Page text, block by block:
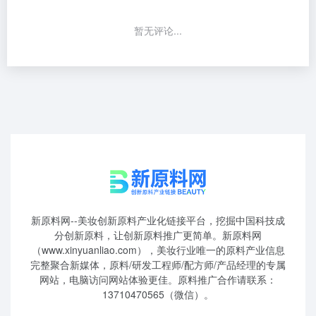
暂无评论...
新原料网--美妆创新原料产业化链接平台，挖掘中国科技成
分创新原料，让创新原料推广更简单。新原料网
（www.xinyuanliao.com），美妆行业唯一的原料产业信息
完整聚合新媒体，原料/研发工程师/配方师/产品经理的专属
网站，电脑访问网站体验更佳。原料推广合作请联系：
13710470565（微信）。